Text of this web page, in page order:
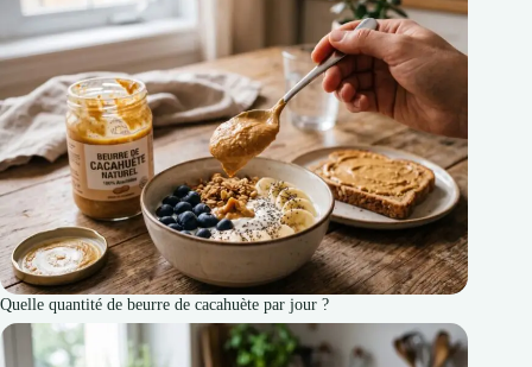
Quelle quantité de beurre de cacahuète par jour ?